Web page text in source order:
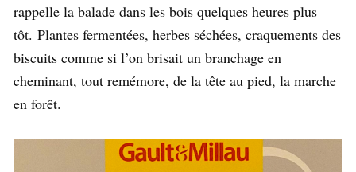
rappelle la balade dans les bois quelques heures plus
tôt. Plantes fermentées, herbes séchées, craquements des
biscuits comme si l’on brisait un branchage en
cheminant, tout remémore, de la tête au pied, la marche
en forêt.